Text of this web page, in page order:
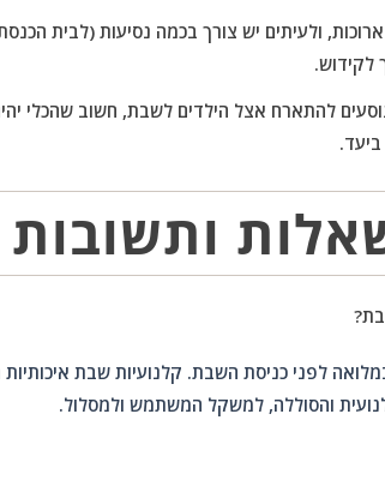
ולעיתים יש צורך בכמה נסיעות (לבית
לקידוש.
להתארח אצל הילדים לשבת, חשוב שהכלי
ותשובות
לפני כניסת השבת. קלנועיות שבת
והסוללה, למשקל המשתמש ולמסלול.